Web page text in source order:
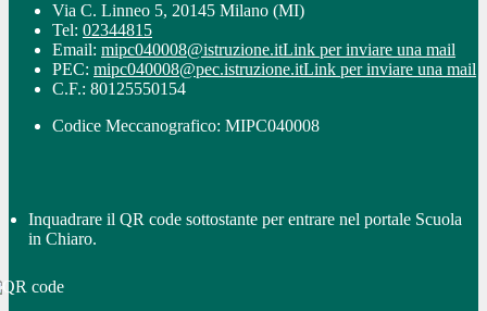
Via C. Linneo 5, 20145 Milano (MI)
Tel: 02344815
Email: mipc040008@istruzione.itLink per inviare una mail
PEC: mipc040008@pec.istruzione.itLink per inviare una mail
C.F.: 80125550154
Codice Meccanografico: MIPC040008
Inquadrare il QR code sottostante per entrare nel portale Scuola
in Chiaro.